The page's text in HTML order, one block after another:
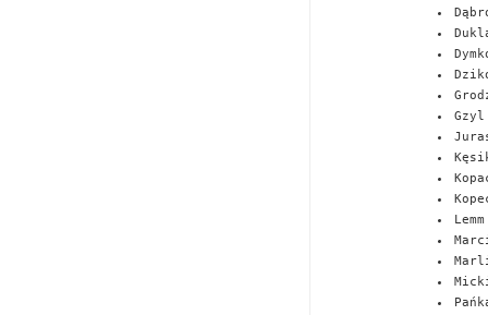
Gzyl